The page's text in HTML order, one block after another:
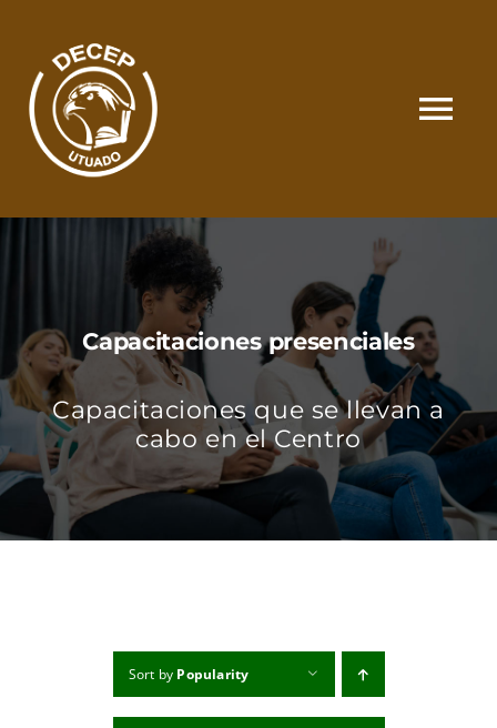
content
SOMOS
MATRÍCULA Y PAGOS
CONTACTO
MI CUENTA
Capacitaciones presenciales
Capacitaciones que se llevan a
cabo en el Centro
Sort by Popularity